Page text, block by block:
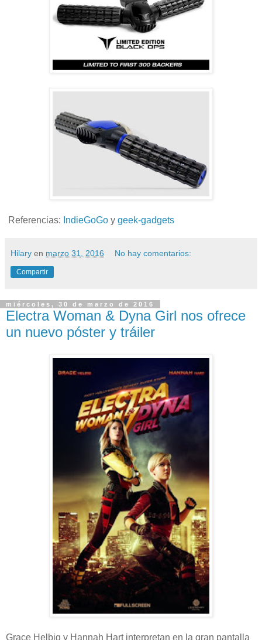
Referencias: IndieGoGo y geek-gadgets
Hilary en marzo 31, 2016 No hay comentarios:
Compartir
miércoles, 30 de marzo de 2016
Electra Woman & Dyna Girl nos ofrece
un nuevo póster y tráiler
Grace Helbig y Hannah Hart interpretan en la gran pantalla